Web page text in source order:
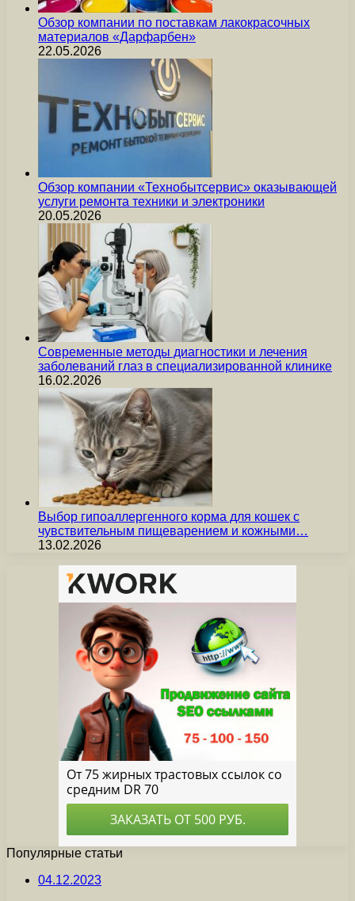
Обзор компании по поставкам лакокрасочных
материалов «Дарфарбен»
22.05.2026
Обзор компании «Технобытсервис» оказывающей
услуги ремонта техники и электроники
20.05.2026
Современные методы диагностики и лечения
заболеваний глаз в специализированной клинике
16.02.2026
Выбор гипоаллергенного корма для кошек с
чувствительным пищеварением и кожными…
13.02.2026
Популярные статьи
04.12.2023